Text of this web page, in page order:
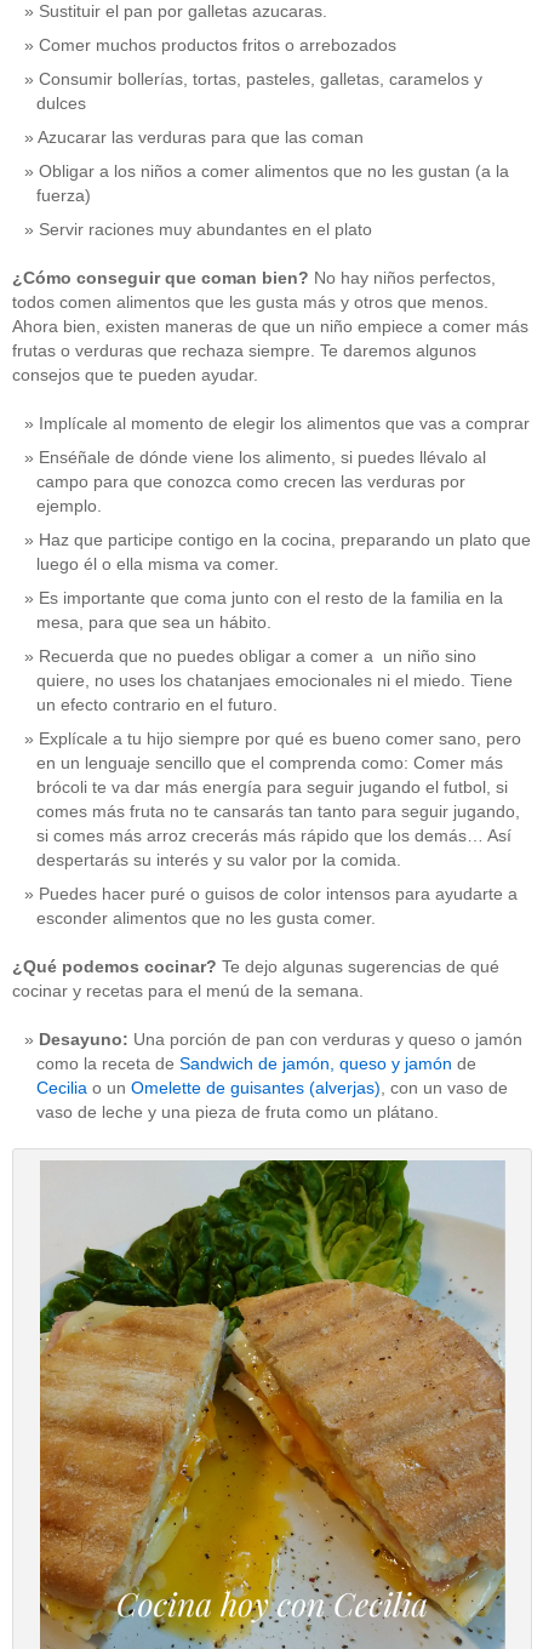
Sustituir el pan por galletas azucaras.
Comer muchos productos fritos o arrebozados
Consumir bollerías, tortas, pasteles, galletas, caramelos y
dulces
Azucarar las verduras para que las coman
Obligar a los niños a comer alimentos que no les gustan (a la
fuerza)
Servir raciones muy abundantes en el plato
¿Cómo conseguir que coman bien? No hay niños perfectos,
todos comen alimentos que les gusta más y otros que menos.
Ahora bien, existen maneras de que un niño empiece a comer más
frutas o verduras que rechaza siempre. Te daremos algunos
consejos que te pueden ayudar.
Implícale al momento de elegir los alimentos que vas a comprar
Enséñale de dónde viene los alimento, si puedes llévalo al
campo para que conozca como crecen las verduras por
ejemplo.
Haz que participe contigo en la cocina, preparando un plato que
luego él o ella misma va comer.
Es importante que coma junto con el resto de la familia en la
mesa, para que sea un hábito.
Recuerda que no puedes obligar a comer a un niño sino
quiere, no uses los chatanjaes emocionales ni el miedo. Tiene
un efecto contrario en el futuro.
Explícale a tu hijo siempre por qué es bueno comer sano, pero
en un lenguaje sencillo que el comprenda como: Comer más
brócoli te va dar más energía para seguir jugando el futbol, si
comes más fruta no te cansarás tan tanto para seguir jugando,
si comes más arroz crecerás más rápido que los demás… Así
despertarás su interés y su valor por la comida.
Puedes hacer puré o guisos de color intensos para ayudarte a
esconder alimentos que no les gusta comer.
¿Qué podemos cocinar? Te dejo algunas sugerencias de qué
cocinar y recetas para el menú de la semana.
Desayuno: Una porción de pan con verduras y queso o jamón
como la receta de Sandwich de jamón, queso y jamón de
Cecilia o un Omelette de guisantes (alverjas), con un vaso de
vaso de leche y una pieza de fruta como un plátano.